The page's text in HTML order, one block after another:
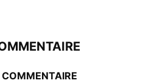
COMMENTAIRE